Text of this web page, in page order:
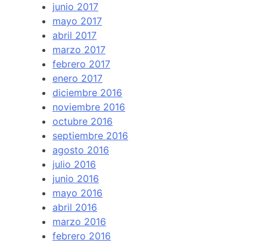
junio 2017
mayo 2017
abril 2017
marzo 2017
febrero 2017
enero 2017
diciembre 2016
noviembre 2016
octubre 2016
septiembre 2016
agosto 2016
julio 2016
junio 2016
mayo 2016
abril 2016
marzo 2016
febrero 2016